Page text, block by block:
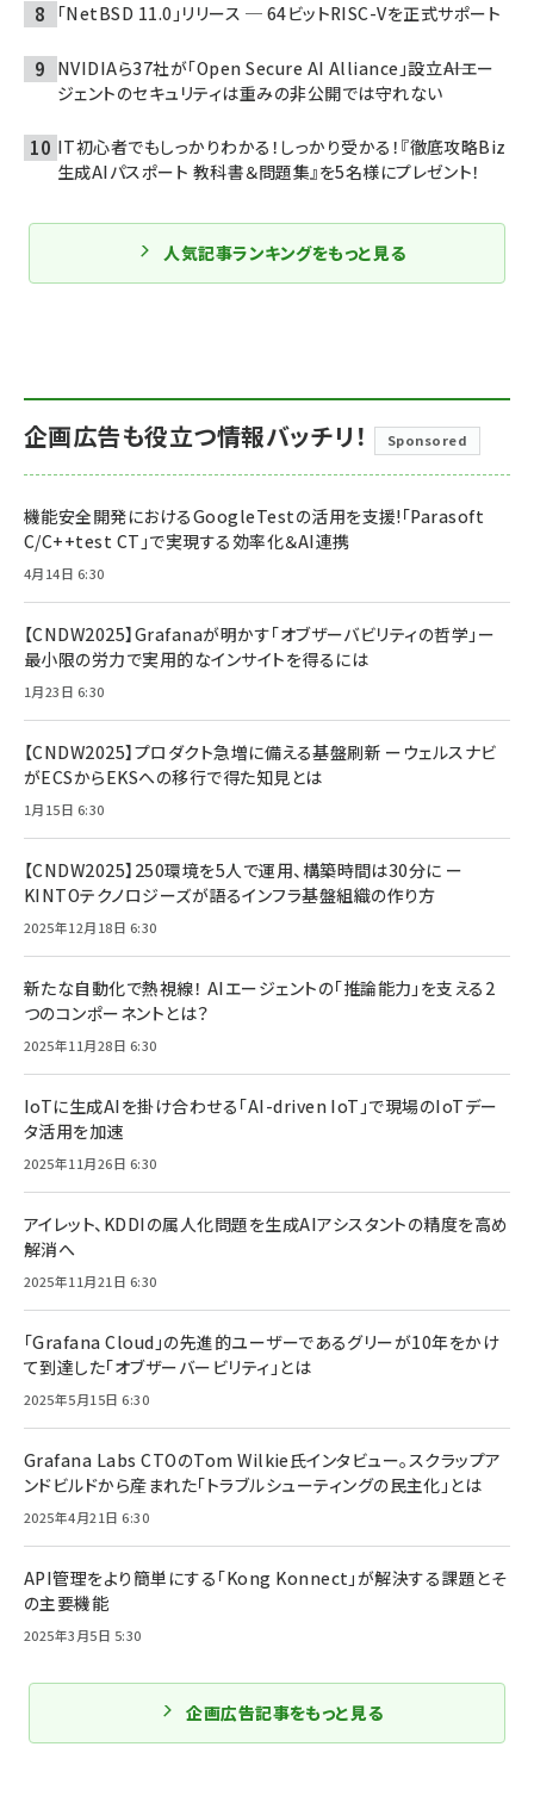
「NetBSD 11.0」リリース ─ 64ビットRISC-Vを正式サポート
NVIDIAら37社が「Open Secure AI Alliance」設立――AIエー
ジェントのセキュリティは重みの非公開では守れない
IT初心者でもしっかりわかる！しっかり受かる！『徹底攻略Biz
生成AIパスポート 教科書＆問題集』を5名様にプレゼント！
人気記事ランキングをもっと見る
企画広告も役立つ情報バッチリ！ Sponsored
機能安全開発におけるGoogleTestの活用を支援!「Parasoft
C/C++test CT」で実現する効率化＆AI連携
4月14日 6:30
【CNDW2025】Grafanaが明かす「オブザーバビリティの哲学」ー
最小限の労力で実用的なインサイトを得るには
1月23日 6:30
【CNDW2025】プロダクト急増に備える基盤刷新 ーウェルスナビ
がECSからEKSへの移行で得た知見とは
1月15日 6:30
【CNDW2025】250環境を5人で運用、構築時間は30分に ー
KINTOテクノロジーズが語るインフラ基盤組織の作り方
2025年12月18日 6:30
新たな自動化で熱視線！ AIエージェントの「推論能力」を支える2
つのコンポーネントとは？
2025年11月28日 6:30
IoTに生成AIを掛け合わせる「AI-driven IoT」で現場のIoTデー
タ活用を加速
2025年11月26日 6:30
アイレット、KDDIの属人化問題を生成AIアシスタントの精度を高め
解消へ
2025年11月21日 6:30
「Grafana Cloud」の先進的ユーザーであるグリーが10年をかけ
て到達した「オブザーバービリティ」とは
2025年5月15日 6:30
Grafana Labs CTOのTom Wilkie氏インタビュー。スクラップア
ンドビルドから産まれた「トラブルシューティングの民主化」とは
2025年4月21日 6:30
API管理をより簡単にする「Kong Konnect」が解決する課題とそ
の主要機能
2025年3月5日 5:30
企画広告記事をもっと見る